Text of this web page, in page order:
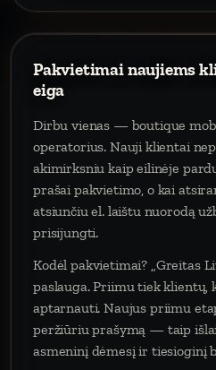
Pakvietimai naujiems
eiga
Dirbu vienas — boutique
operatorius. Nauji klientai
akimirksniu kaip eilinėje
prašai pakvietimo, o kai
atsiunčiu el. laištu nuorodą
prisijungti.
Kodėl pakvietimai? „Greitas
paslauga. Priimu tiek klientų,
aptarnauti. Naujus priimu
peržiūriu prašymą — taip
asmeninį dėmesį ir tiesioginį